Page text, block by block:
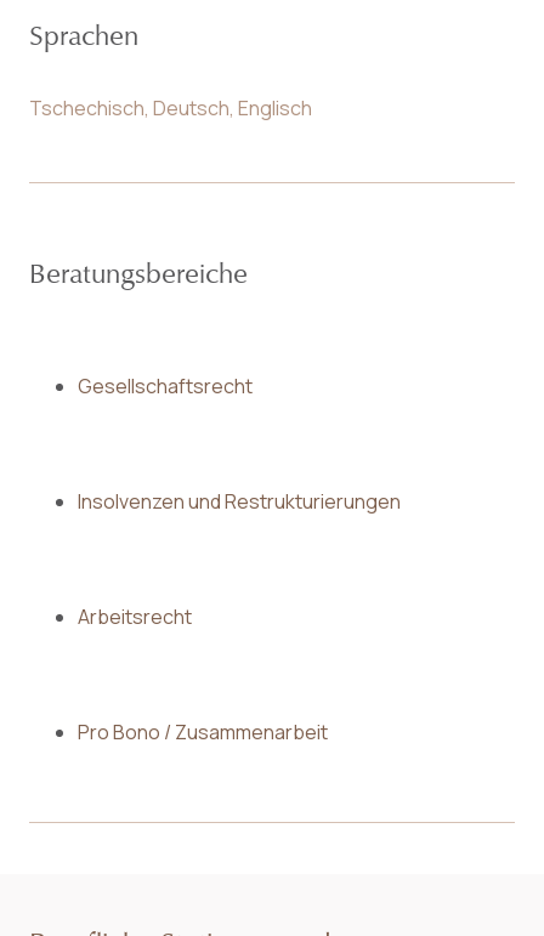
Sprachen
Tschechisch, Deutsch, Englisch
Beratungsbereiche
Gesellschaftsrecht
Insolvenzen und Restrukturierungen
Arbeitsrecht
Pro Bono / Zusammenarbeit